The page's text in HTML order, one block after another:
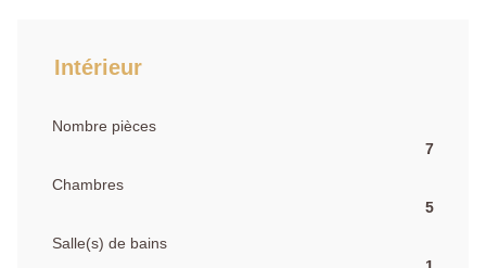
Intérieur
Nombre pièces
7
Chambres
5
Salle(s) de bains